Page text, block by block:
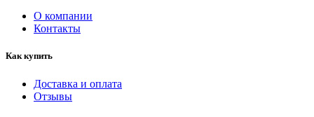
О компании
Контакты
Как купить
Доставка и оплата
Отзывы